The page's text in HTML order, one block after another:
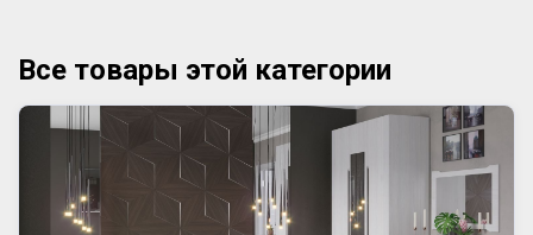
Все товары этой категории